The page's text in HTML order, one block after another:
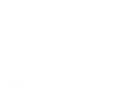
Link
Link
Externer Link